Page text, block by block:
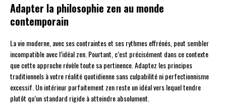
Adapter la philosophie zen au monde
contemporain
La vie moderne, avec ses contraintes et ses rythmes effrénés, peut sembler
incompatible avec l’idéal zen. Pourtant, c’est précisément dans ce contexte
que cette approche révèle toute sa pertinence. Adaptez les principes
traditionnels à votre réalité quotidienne sans culpabilité ni perfectionnisme
excessif. Un intérieur parfaitement zen reste un idéal vers lequel tendre
plutôt qu’un standard rigide à atteindre absolument.